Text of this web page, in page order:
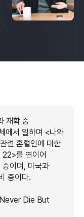
재학 중
에서 일하며 <나와
련 혼혈인에 대한
를 연이어
중이며, 미국과
중이다.
Die But